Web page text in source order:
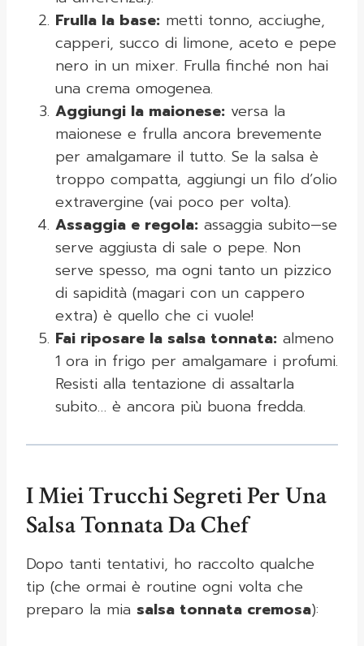
Frulla la base: metti tonno, acciughe,
capperi, succo di limone, aceto e pepe
nero in un mixer. Frulla finché non hai
una crema omogenea.
Aggiungi la maionese: versa la
maionese e frulla ancora brevemente
per amalgamare il tutto. Se la salsa è
troppo compatta, aggiungi un filo d’olio
extravergine (vai poco per volta).
Assaggia e regola: assaggia subito—se
serve aggiusta di sale o pepe. Non
serve spesso, ma ogni tanto un pizzico
di sapidità (magari con un cappero
extra) è quello che ci vuole!
Fai riposare la salsa tonnata: almeno
1 ora in frigo per amalgamare i profumi.
Resisti alla tentazione di assaltarla
subito… è ancora più buona fredda.
I Miei Trucchi Segreti Per Una
Salsa Tonnata Da Chef
Dopo tanti tentativi, ho raccolto qualche
tip (che ormai è routine ogni volta che
preparo la mia salsa tonnata cremosa):